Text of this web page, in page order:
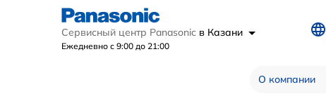
Сервисный центр Panasonic в Казани
Ежедневно с 9:00 до 21:00
О компании